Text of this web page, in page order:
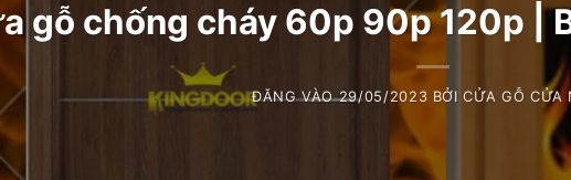
gỗ chống cháy 60p 90p 120p |
ĐĂNG VÀO29/05/2023 BỞICỬA GỖ CỬA